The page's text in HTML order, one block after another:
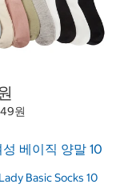
원
베이직 양말 10
Basic Socks 10